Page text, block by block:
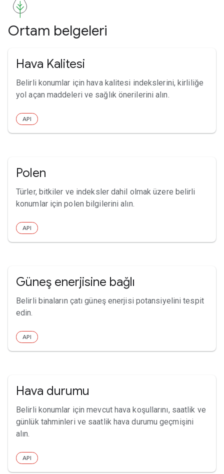
Ortam belgeleri
Hava Kalitesi
Belirli konumlar için hava kalitesi indekslerini, kirliliğe
yol açan maddeleri ve sağlık önerilerini alın.
API
Polen
Türler, bitkiler ve indeksler dahil olmak üzere belirli
konumlar için polen bilgilerini alın.
API
Güneş enerjisine bağlı
Belirli binaların çatı güneş enerjisi potansiyelini tespit
edin.
API
Hava durumu
Belirli konumlar için mevcut hava koşullarını, saatlik ve
günlük tahminleri ve saatlik hava durumu geçmişini
alın.
API